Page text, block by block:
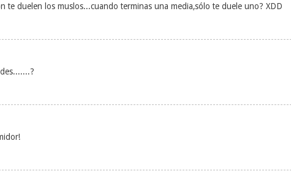
te duelen los muslos...cuando terminas una media,sólo te duele uno? XDD